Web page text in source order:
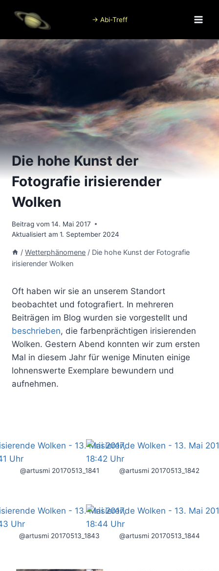
Inhalt
→ Abi-Treff
Die hohe Kunst der
Fotografie irisierender
Wolken
Beitrag vom 14. Mai 2017
Aktualisiert am 1. September 2024
/ Wetterphänomene / Die hohe Kunst der Fotografie
irisierender Wolken
Oft haben wir sie an unserem Standort
beobachtet und fotografiert. In mehreren
Beiträgen im Blog wurden sie vorgestellt und
beschrieben, die farbenprächtigen irisierenden
Wolken. Gestern Abend konnten wir zum ersten
Mal in diesem Jahr für wenige Minuten einige
lohnenswerte Exemplare bewundern und
aufnehmen.
@artusmi 20170513_1841 @artusmi 20170513_1842
@artusmi 20170513_1843 @artusmi 20170513_1844